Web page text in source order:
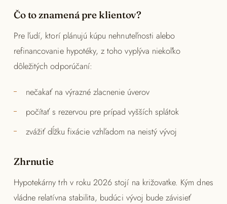
Čo to znamená pre klientov?
Pre ľudí, ktorí plánujú kúpu nehnuteľnosti alebo
refinancovanie hypotéky, z toho vyplýva niekoľko
dôležitých odporúčaní:
nečakať na výrazné zlacnenie úverov
počítať s rezervou pre prípad vyšších splátok
zvážiť dĺžku fixácie vzhľadom na neistý vývoj
Zhrnutie
Hypotekárny trh v roku 2026 stojí na križovatke. Kým dnes
vládne relatívna stabilita, budúci vývoj bude závisieť